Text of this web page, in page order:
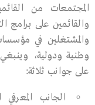
المجتمعات من
والقائمين على برامج
والمشتغلين في
وطنية ودولية،
على جوانب ثلاثة:
الجانب